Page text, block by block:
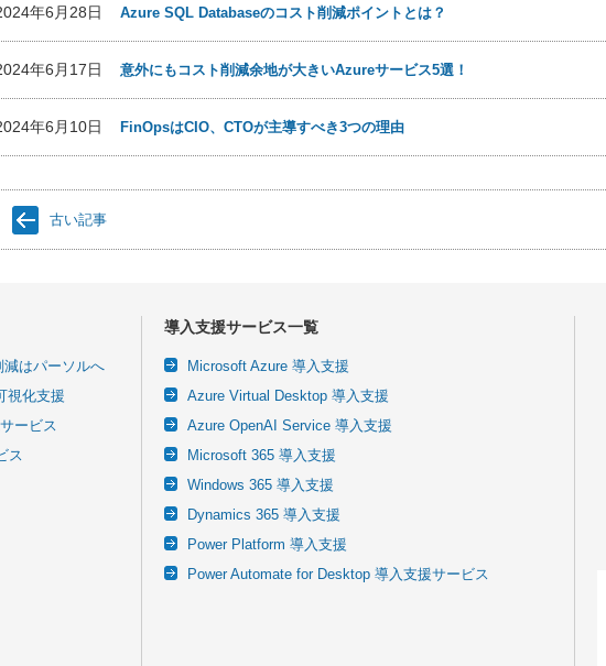
年6月28日 Azure SQL Databaseのコスト削減ポイントとは？
年6月17日 意外にもコスト削減余地が大きいAzureサービス5選！
年6月10日 FinOpsはCIO、CTOが主導すべき3つの理由
古い記事
減はパーソルへ
視化支援
ービス
ス
導入支援サービス一覧
Microsoft Azure 導入支援
Azure Virtual Desktop 導入支援
Azure OpenAI Service 導入支援
Microsoft 365 導入支援
Windows 365 導入支援
Dynamics 365 導入支援
Power Platform 導入支援
Power Automate for Desktop 導入支援サービス